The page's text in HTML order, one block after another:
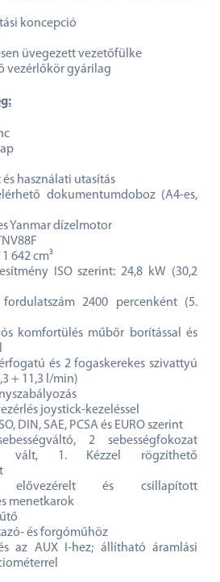
koncepció
üvegezett vezetőfülke
vezérlőkör gyárilag
és használati utasítás
dokumentumdoboz (A4-es,
Yanmar dízelmotor
642 cm³
ISO szerint: 24,8 kW (30,2
fordulatszám 2400 percenként (5.
komfortülés műbőr borítással és
és 2 fogaskerekes szivattyú
+ 11,3 l/min)
joystick-kezeléssel
DIN, SAE, PCSA és EURO szerint
2 sebességfokozat
vált, 1. Kézzel rögzíthető
elővezérelt és csillapított
menetkarok
és forgóműhöz
az AUX I-hez; állítható áramlási